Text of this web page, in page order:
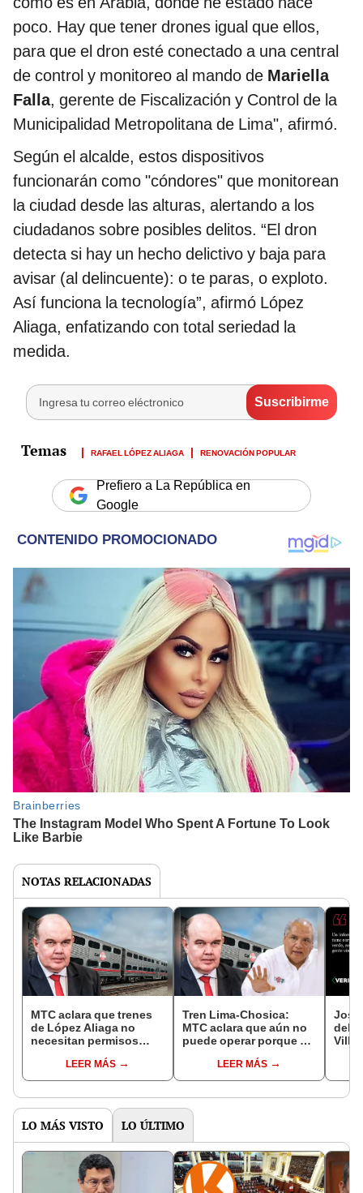
poco. Hay que tener drones igual que ellos,
para que el dron esté conectado a una central
de control y monitoreo al mando de Mariella
Falla, gerente de Fiscalización y Control de la
Municipalidad Metropolitana de Lima", afirmó.
Según el alcalde, estos dispositivos
funcionarán como "cóndores" que monitorean
la ciudad desde las alturas, alertando a los
ciudadanos sobre posibles delitos. “El dron
detecta si hay un hecho delictivo y baja para
avisar (al delincuente): o te paras, o exploto.
Así funciona la tecnología”, afirmó López
Aliaga, enfatizando con total seriedad la
medida.
RAFAEL LÓPEZ ALIAGA RENOVACIÓN POPULAR
Prefiero a La República en
Google
NOTAS RELACIONADAS
MTC aclara que trenes
de López Aliaga no
necesitan permisos
porque, inicialmente,
serán almacenados
LEER MÁS
Tren Lima-Chosica:
MTC aclara que aún no
puede operar porque no
de seguridad ni una
doble vía
LEER MÁS
José
LO MÁS VISTO LO ÚLTIMO